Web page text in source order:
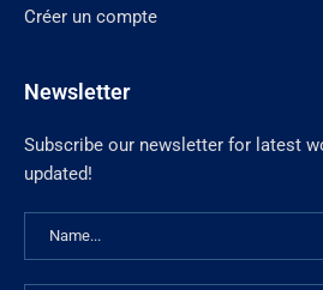
Créer un compte
Newsletter
Subscribe our newsletter for latest
updated!